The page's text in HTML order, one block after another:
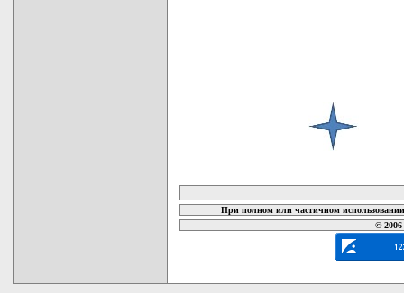
При полном или частичном
©